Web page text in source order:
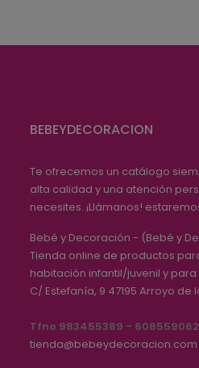
BEBEYDECORACION
Te ofrecemos un catálogo
alta calidad y una atención
necesites. ¡Llámanos!
Bebé y Decoración - (Bebé y
Tienda online de productos
habitación infantil/juvenil y
C/ Estefanía, 9 47195 Arroyo de
Tfno 983455389 -
tienda@bebeydecoracion.com